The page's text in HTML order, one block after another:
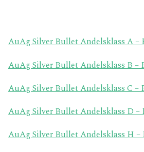
AuAg Silver Bullet Andelsklass A –
AuAg Silver Bullet Andelsklass B –
AuAg Silver Bullet Andelsklass C –
AuAg Silver Bullet Andelsklass D –
AuAg Silver Bullet Andelsklass H –